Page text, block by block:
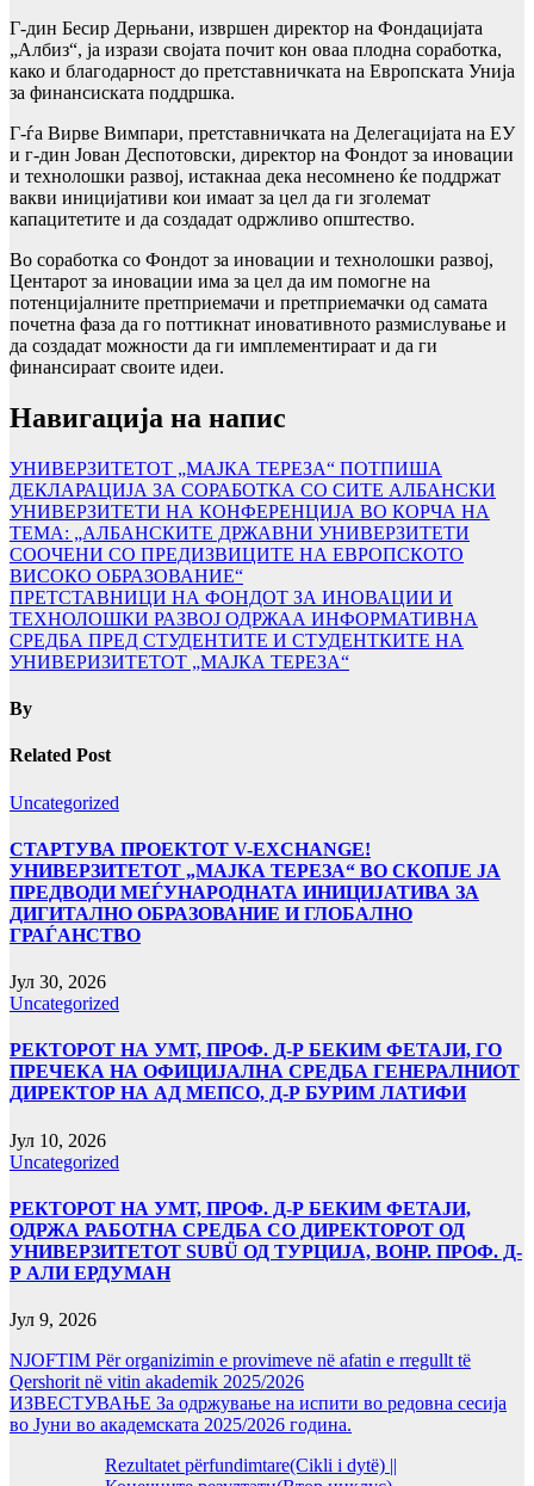
Г-дин Бесир Дерњани, извршен директор на Фондацијата
„Албиз“, ја изрази својата почит кон оваа плодна соработка,
како и благодарност до претставничката на Европската Унија
за финансиската поддршка.
Г-ѓа Вирве Вимпари, претставничката на Делегацијата на ЕУ
и г-дин Јован Деспотовски, директор на Фондот за иновации
и технолошки развој, истакнаа дека несомнено ќе поддржат
вакви иницијативи кои имаат за цел да ги зголемат
капацитетите и да создадат одржливо општество.
Во соработка со Фондот за иновации и технолошки развој,
Центарот за иновации има за цел да им помогне на
потенцијалните претприемачи и претприемачки од самата
почетна фаза да го поттикнат иновативното размислување и
да создадат можности да ги имплементираат и да ги
финансираат своите идеи.
Навигација на напис
УНИВЕРЗИТЕТОТ „МАЈКА ТЕРЕЗА“ ПОТПИША
ДЕКЛАРАЦИЈА ЗА СОРАБОТКА СО СИТЕ АЛБАНСКИ
УНИВЕРЗИТЕТИ НА КОНФЕРЕНЦИЈА ВО КОРЧА НА
ТЕМА: „АЛБАНСКИТЕ ДРЖАВНИ УНИВЕРЗИТЕТИ
СООЧЕНИ СО ПРЕДИЗВИЦИТЕ НА ЕВРОПСКОТО
ВИСОКО ОБРАЗОВАНИЕ“
ПРЕТСТАВНИЦИ НА ФОНДОТ ЗА ИНОВАЦИИ И
ТЕХНОЛОШКИ РАЗВОЈ ОДРЖАА ИНФОРМАТИВНА
СРЕДБА ПРЕД СТУДЕНТИТЕ И СТУДЕНТКИТЕ НА
УНИВЕРИЗИТЕТОТ „МАЈКА ТЕРЕЗА“
By
Related Post
Uncategorized
СТАРТУВА ПРОЕКТОТ V-EXCHANGE!
УНИВЕРЗИТЕТОТ „МАЈКА ТЕРЕЗА“ ВО СКОПЈЕ ЈА
ПРЕДВОДИ МЕЃУНАРОДНАТА ИНИЦИЈАТИВА ЗА
ДИГИТАЛНО ОБРАЗОВАНИЕ И ГЛОБАЛНО
ГРАЃАНСТВО
Јул 30, 2026
Uncategorized
РЕКТОРОТ НА УМТ, ПРОФ. Д-Р БЕКИМ ФЕТАЈИ, ГО
ПРЕЧЕКА НА ОФИЦИЈАЛНА СРЕДБА ГЕНЕРАЛНИОТ
ДИРЕКТОР НА АД МЕПСО, Д-Р БУРИМ ЛАТИФИ
Јул 10, 2026
Uncategorized
РЕКТОРОТ НА УМТ, ПРОФ. Д-Р БЕКИМ ФЕТАЈИ,
ОДРЖА РАБОТНА СРЕДБА СО ДИРЕКТОРОТ ОД
УНИВЕРЗИТЕТОТ SUBÜ ОД ТУРЦИЈА, ВОНР. ПРОФ. Д-
Р АЛИ ЕРДУМАН
Јул 9, 2026
NJOFTIM Për organizimin e provimeve në afatin e rregullt të
Qershorit në vitin akademik 2025/2026
ИЗВЕСТУВАЊЕ За одржување на испити во редовна сесија
во Јуни во академската 2025/2026 година.
Rezultatet përfundimtare(Cikli i dytë) ||